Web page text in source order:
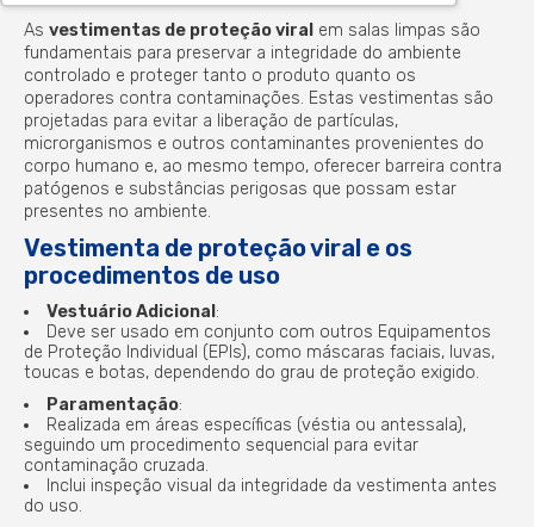
As vestimentas de proteção viral em salas limpas são
fundamentais para preservar a integridade do ambiente
controlado e proteger tanto o produto quanto os
operadores contra contaminações. Estas vestimentas são
projetadas para evitar a liberação de partículas,
microrganismos e outros contaminantes provenientes do
corpo humano e, ao mesmo tempo, oferecer barreira contra
patógenos e substâncias perigosas que possam estar
presentes no ambiente.
Vestimenta de proteção viral e os
procedimentos de uso
Vestuário Adicional :
Deve ser usado em conjunto com outros Equipamentos
de Proteção Individual (EPIs), como máscaras faciais, luvas,
toucas e botas, dependendo do grau de proteção exigido.
Paramentação:
Realizada em áreas específicas (véstia ou antessala),
seguindo um procedimento sequencial para evitar
contaminação cruzada.
Inclui inspeção visual da integridade da vestimenta antes
do uso.